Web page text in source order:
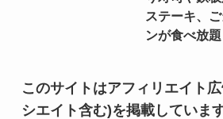
ステーキ、
ンが食べ放題
このサイトはアフィリエイト
シエイト含む)を掲載しています